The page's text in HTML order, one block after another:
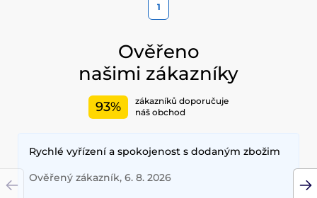
1
Ověřeno
našimi zákazníky
93%
zákazníků doporučuje
náš obchod
Rychlé vyřízení a spokojenost s dodaným zbožim
Ověřený zákazník, 6. 8. 2026